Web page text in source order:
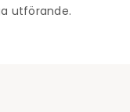
utförande.